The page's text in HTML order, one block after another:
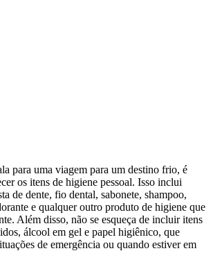
para uma viagem para um destino frio, é
os itens de higiene pessoal. Isso inclui
de dente, fio dental, sabonete, shampoo,
e qualquer outro produto de higiene que
Além disso, não se esqueça de incluir itens
álcool em gel e papel higiênico, que
de emergência ou quando estiver em